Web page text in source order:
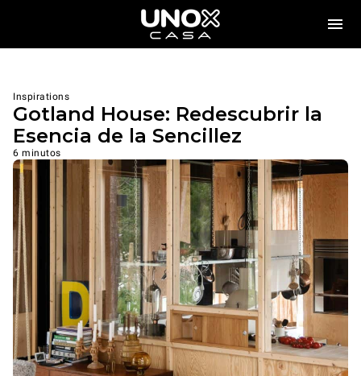
Inspirations
Gotland House: Redescubrir la
Esencia de la Sencillez
6 minutos